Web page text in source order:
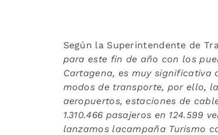
Según la Superintendente de
para este fin de año con los
Cartagena, es muy significativa
modos de transporte, por ello,
aeropuertos, estaciones de
1.310.466 pasajeros en
lanzamos lacampaña Turismo